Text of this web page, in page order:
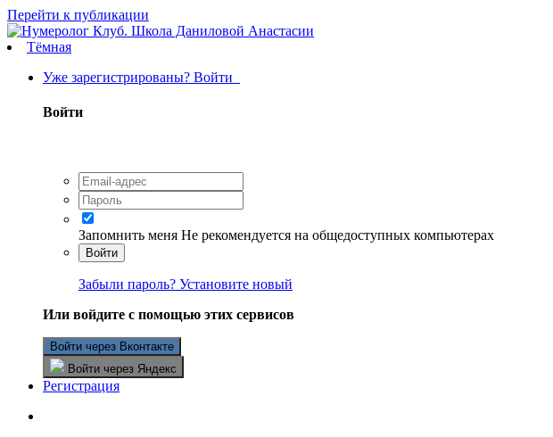
Перейти к публикации
Тёмная
Уже зарегистрированы? Войти
Войти
Запомнить меня Не рекомендуется на общедоступных компьютерах
Войти
Забыли пароль? Установите новый
Или войдите с помощью этих сервисов
Войти через Вконтакте
Войти через Яндекс
Регистрация